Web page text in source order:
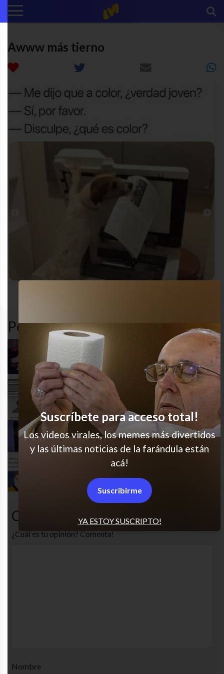
Awww más tierno
Popular en LVI
Cuando sos la mala influencia de la familia
100% empatía
Amo estos chistes
Comentarios
¿Cuál es tu opinión? Comenta!
Nombre
YA ESTOY SUSCRIPTO!
Suscríbete para acceso total!
Los videos virales, los memes más divertidos
y las últimas noticias de la farándula están
acá!
Suscribirme